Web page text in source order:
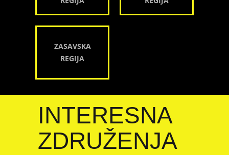
ZASAVSKA
REGIJA
INTERESNA
ZDRUŽENJA